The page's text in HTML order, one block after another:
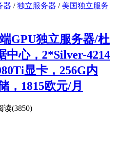
器 /独立服务器 / 美国独立服务
GPU独立服务器/杜
中心，2*Silver-4214
显卡，256G内
，1815欧元/月
读(3850)